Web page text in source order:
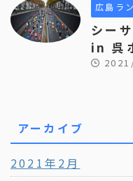
広島ラ
シー
in 呉
アーカイブ
2021年2月